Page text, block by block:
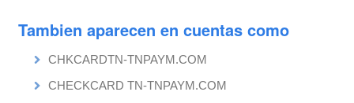
Tambien aparecen en cuentas como
CHKCARDTN-TNPAYM.COM
CHECKCARD TN-TNPAYM.COM